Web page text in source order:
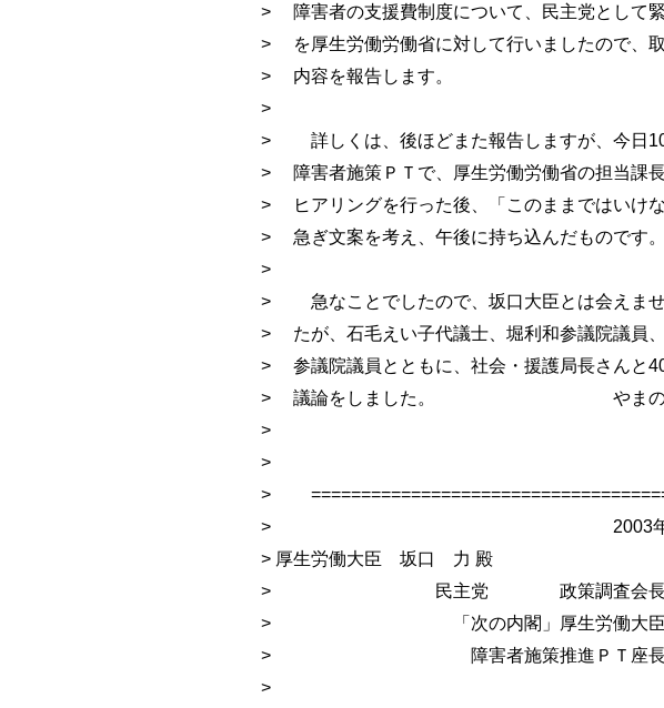
> 障害者の支援費制度について、民主党として
> を厚生労働労働省に対して行いましたので、
> 内容を報告します。
>
> 詳しくは、後ほどまた報告しますが、今日
> 障害者施策ＰＴで、厚生労働労働省の担当課
> ヒアリングを行った後、「このままではいけ
> 急ぎ文案を考え、午後に持ち込んだものです。
>
> 急なことでしたので、坂口大臣とは会えま
> たが、石毛えい子代議士、堀利和参議院議員
> 参議院議員とともに、社会・援護局長さんと
> 議論をしました。 やまのい
>
>
>
> 2003年1月
> 厚生労働大臣 坂口 力 殿
> 民主党 政策調査会長 枝
> 「次の内閣」厚生労働大臣
> 障害者施策推進ＰＴ座長 石
>